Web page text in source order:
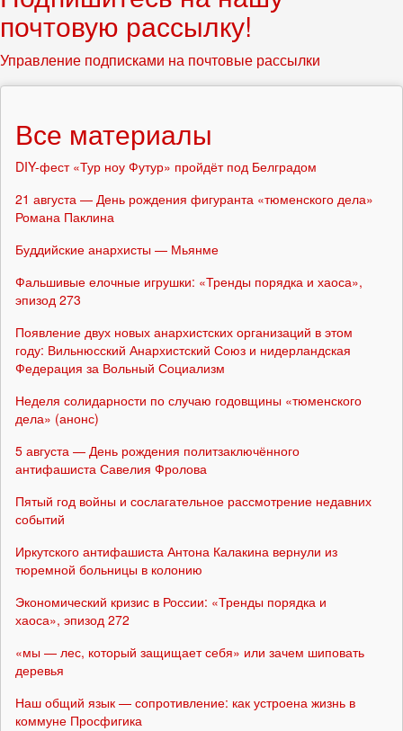
почтовую рассылку!
Управление подписками на почтовые рассылки
Все материалы
DIY-фест «Тур ноу Футур» пройдёт под Белградом
21 августа — День рождения фигуранта «тюменского дела»
Романа Паклина
Буддийские анархисты — Мьянме
Фальшивые елочные игрушки: «Тренды порядка и хаоса»,
эпизод 273
Появление двух новых анархистских организаций в этом
году: Вильнюсский Анархистский Союз и нидерландская
Федерация за Вольный Социализм
Неделя солидарности по случаю годовщины «тюменского
дела» (анонс)
5 августа — День рождения политзаключённого
антифашиста Савелия Фролова
Пятый год войны и сослагательное рассмотрение недавних
событий
Иркутского антифашиста Антона Калакина вернули из
тюремной больницы в колонию
Экономический кризис в России: «Тренды порядка и
хаоса», эпизод 272
«мы — лес, который защищает себя» или зачем шиповать
деревья
Наш общий язык — сопротивление: как устроена жизнь в
коммуне Просфигика